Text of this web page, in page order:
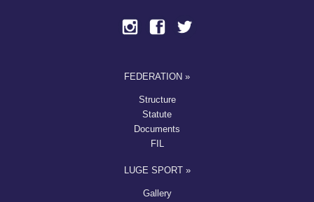
FEDERATION »
Structure
Statute
Documents
FIL
LUGE SPORT »
Gallery